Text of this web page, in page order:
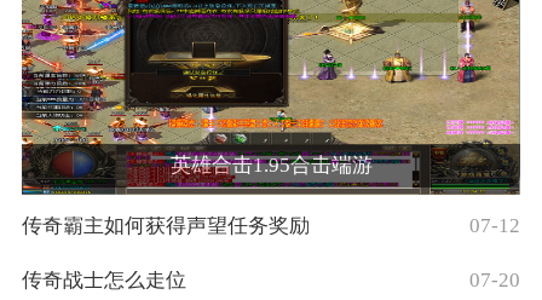
英雄合击1.95合击端游
传奇霸主如何获得声望任务奖励 07-12
传奇战士怎么走位 07-20